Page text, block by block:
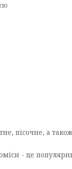
пісочне, а
- це